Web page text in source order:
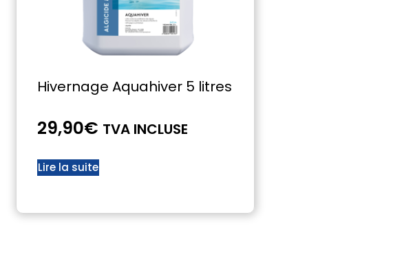
Hivernage Aquahiver 5 litres
29,90€ TVA INCLUSE
Lire la suite